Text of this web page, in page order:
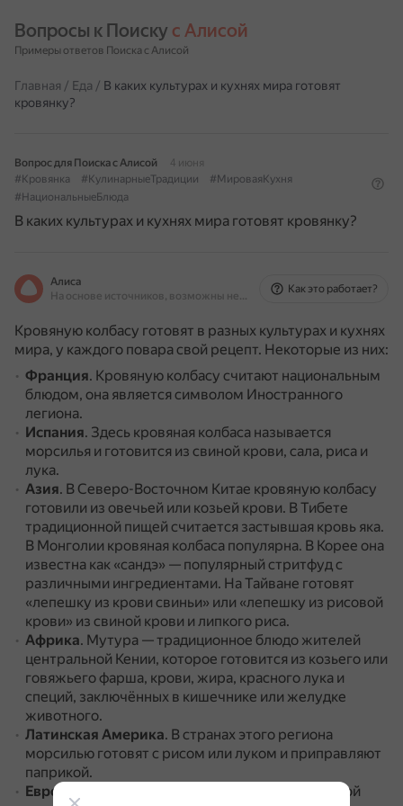
Вопросы к Поиску с Алисой
Примеры ответов Поиска с Алисой
Главная / Еда / В каких культурах и кухнях мира готовят
кровянку?
Вопрос для Поиска с Алисой
4 июня
#Кровянка
#КулинарныеТрадиции
#МироваяКухня
#НациональныеБлюда
В каких культурах и кухнях мира готовят кровянку?
Алиса
На основе источников, возможны неточности
Как это работает?
Кровяную колбасу готовят в разных культурах и кухнях
мира, у каждого повара свой рецепт. Некоторые из них:
Франция. Кровяную колбасу считают национальным
блюдом, она является символом Иностранного
легиона.
Испания. Здесь кровяная колбаса называется
морсилья и готовится из свиной крови, сала, риса и
лука.
Азия. В Северо-Восточном Китае кровяную колбасу
готовили из овечьей или козьей крови. В Тибете
традиционной пищей считается застывшая кровь яка.
В Монголии кровяная колбаса популярна. В Корее она
известна как «сандэ» — популярный стритфуд с
различными ингредиентами. На Тайване готовят
«лепешку из крови свиньи» или «лепешку из рисовой
крови» из свиной крови и липкого риса.
Африка. Мутура — традиционное блюдо жителей
центральной Кении, которое готовится из козьего или
говяжьего фарша, крови, жира, красного лука и
специй, заключённых в кишечнике или желудке
животного.
Латинская Америка. В странах этого региона
морсилью готовят с рисом или луком и приправляют
паприкой.
Европа
В Венгрии готовят верес-хурку из свиной